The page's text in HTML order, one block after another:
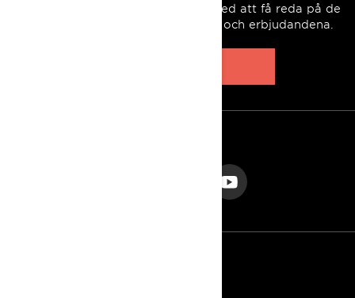
Var först med att få reda på de
senaste evenemangen, nyheterna och erbjudandena.